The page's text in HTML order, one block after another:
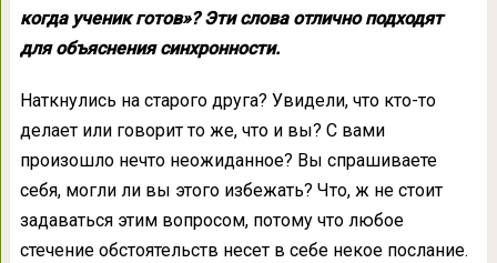
когда ученик готов»? Эти слова отлично подходят
для объяснения синхронности.
Наткнулись на старого друга? Увидели, что кто-то
делает или говорит то же, что и вы? С вами
произошло нечто неожиданное? Вы спрашиваете
себя, могли ли вы этого избежать? Что, ж не стоит
задаваться этим вопросом, потому что любое
стечение обстоятельств несет в себе некое послание.